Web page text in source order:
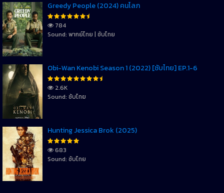
Greedy People (2024) คนโลภ
784
Sound: พากย์ไทย | ซับไทย
Obi-Wan Kenobi Season 1 (2022) [ซับไทย] EP.1-6
2.6K
Sound: ซับไทย
Hunting Jessica Brok (2025)
683
Sound: ซับไทย